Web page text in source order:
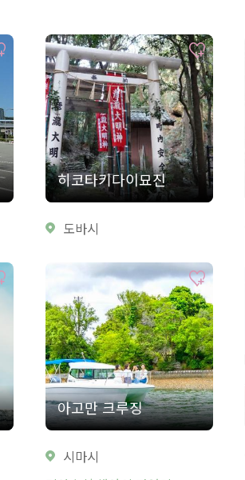
히코타키다이묘진
도바시
아고만 크루징
시마시